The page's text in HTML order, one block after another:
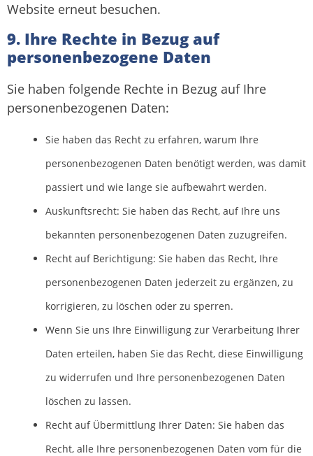
Website erneut besuchen.
9. Ihre Rechte in Bezug auf
personenbezogene Daten
Sie haben folgende Rechte in Bezug auf Ihre
personenbezogenen Daten:
Sie haben das Recht zu erfahren, warum Ihre
personenbezogenen Daten benötigt werden, was damit
passiert und wie lange sie aufbewahrt werden.
Auskunftsrecht: Sie haben das Recht, auf Ihre uns
bekannten personenbezogenen Daten zuzugreifen.
Recht auf Berichtigung: Sie haben das Recht, Ihre
personenbezogenen Daten jederzeit zu ergänzen, zu
korrigieren, zu löschen oder zu sperren.
Wenn Sie uns Ihre Einwilligung zur Verarbeitung Ihrer
Daten erteilen, haben Sie das Recht, diese Einwilligung
zu widerrufen und Ihre personenbezogenen Daten
löschen zu lassen.
Recht auf Übermittlung Ihrer Daten: Sie haben das
Recht, alle Ihre personenbezogenen Daten vom für die